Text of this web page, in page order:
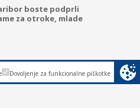
boste podprli
za otroke, mlade
Dovoljenje za funkcionalne piškotke